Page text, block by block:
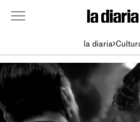
la diaria